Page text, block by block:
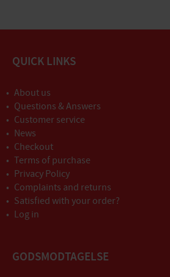
QUICK LINKS
About us
Questions & Answers
Customer service
News
Checkout
Terms of purchase
Privacy Policy
Complaints and returns
Satisfied with your order?
Log in
GODSMODTAGELSE